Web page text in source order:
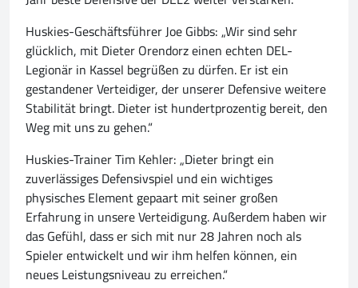
Huskies-Geschäftsführer Joe Gibbs: „Wir sind sehr
glücklich, mit Dieter Orendorz einen echten DEL-
Legionär in Kassel begrüßen zu dürfen. Er ist ein
gestandener Verteidiger, der unserer Defensive weitere
Stabilität bringt. Dieter ist hundertprozentig bereit, den
Weg mit uns zu gehen.“
Huskies-Trainer Tim Kehler: „Dieter bringt ein
zuverlässiges Defensivspiel und ein wichtiges
physisches Element gepaart mit seiner großen
Erfahrung in unsere Verteidigung. Außerdem haben wir
das Gefühl, dass er sich mit nur 28 Jahren noch als
Spieler entwickelt und wir ihm helfen können, ein
neues Leistungsniveau zu erreichen.“